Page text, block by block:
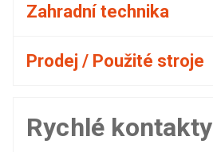
Zahradní technika
Prodej / Použité stroje
Rychlé kontakty